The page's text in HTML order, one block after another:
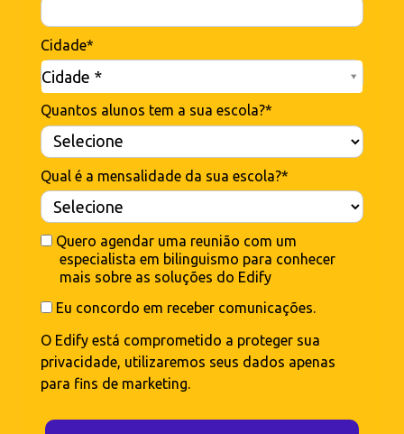
Cidade*
Cidade *
Cidade*
Quantos alunos tem a sua escola?*
Qual é a mensalidade da sua escola?*
Quero agendar uma reunião com um
especialista em bilinguismo para conhecer
mais sobre as soluções do Edify
Eu concordo em receber comunicações.
O Edify está comprometido a proteger sua
privacidade, utilizaremos seus dados apenas
para fins de marketing.